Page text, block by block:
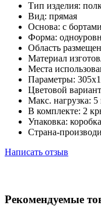
Тип изделия:
Вид: прямая
Основа: с бортами
Форма:
Область
Материал
Места
Параметры:
Цветовой
Макс. нагрузка: 5
В комплекте: 2
Упаковка: коробка
Страна-
Написать отзыв
Рекомендуемые